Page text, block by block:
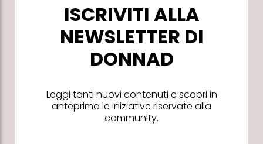
ISCRIVITI ALLA
NEWSLETTER DI
DONNAD
Leggi tanti nuovi contenuti e scopri in
anteprima le iniziative riservate alla
community.